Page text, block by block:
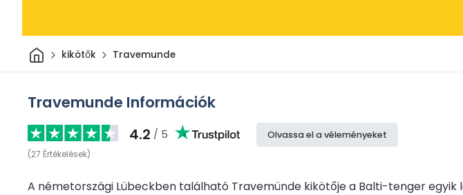
Otthon
kikötők Travemunde
Travemunde Információk
4.2 / 5
(27 Értékelések)
Olvassa el a véleményeket
A németországi Lübeckben található Travemünde kikötője a Balti-tenger